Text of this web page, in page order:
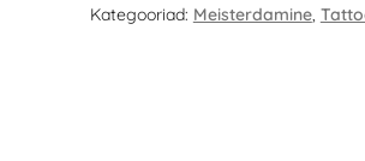
Kategooriad: Meisterdamine,